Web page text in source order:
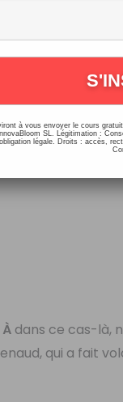
la préposition
font très
avec un
dans ce cas-là,
qui a fait
à vous envoyer le cours
SL. Légitimation :
légale. Droits : accès,